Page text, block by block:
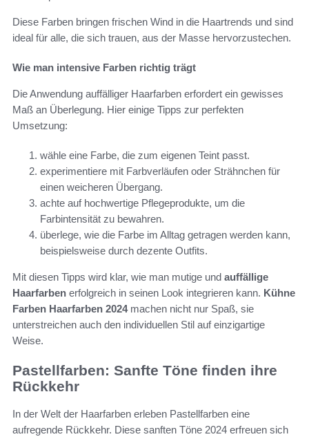
Diese Farben bringen frischen Wind in die Haartrends und sind
ideal für alle, die sich trauen, aus der Masse hervorzustechen.
Wie man intensive Farben richtig trägt
Die Anwendung auffälliger Haarfarben erfordert ein gewisses
Maß an Überlegung. Hier einige Tipps zur perfekten
Umsetzung:
wähle eine Farbe, die zum eigenen Teint passt.
experimentiere mit Farbverläufen oder Strähnchen für
einen weicheren Übergang.
achte auf hochwertige Pflegeprodukte, um die
Farbintensität zu bewahren.
überlege, wie die Farbe im Alltag getragen werden kann,
beispielsweise durch dezente Outfits.
Mit diesen Tipps wird klar, wie man mutige und auffällige
Haarfarben erfolgreich in seinen Look integrieren kann. Kühne
Farben Haarfarben 2024machen nicht nur Spaß, sie
unterstreichen auch den individuellen Stil auf einzigartige
Weise.
Pastellfarben: Sanfte Töne finden ihre
Rückkehr
In der Welt der Haarfarben erleben Pastellfarben eine
aufregende Rückkehr. Diese sanften Töne 2024 erfreuen sich